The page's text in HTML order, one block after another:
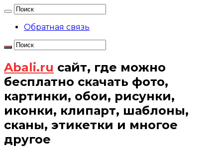
Обратная связь
Abali.ru сайт, где можно
бесплатно скачать фото,
картинки, обои, рисунки,
иконки, клипарт, шаблоны,
сканы, этикетки и многое
другое